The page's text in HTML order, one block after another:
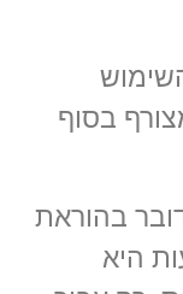
בסוף
בהוראת
היא